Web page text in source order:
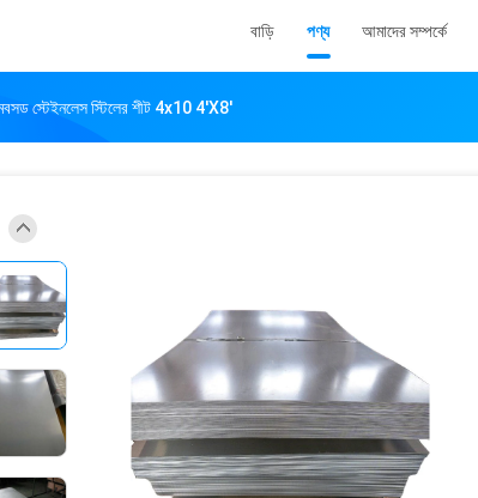
বাড়ি পণ্য আমাদের সম্পর্কে
স্টেইনলেস স্টিলের শীট 4x10 4'x8'